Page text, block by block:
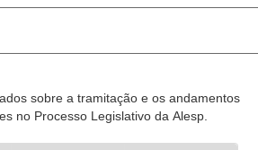
sobre a tramitação e os andamentos
no Processo Legislativo da Alesp.